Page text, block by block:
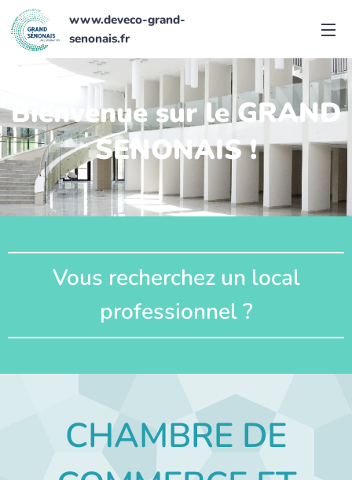
www.deveco-grand-
senonais.fr
Bienvenue sur leGRAND
SENONAIS !
Vous recherchez un local
professionnel ?
CHAMBRE DE